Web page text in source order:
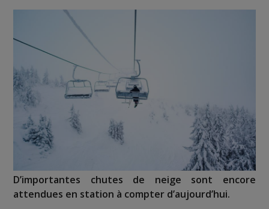
D’importantes chutes de neige sont encore
attendues en station à compter d’aujourd’hui.